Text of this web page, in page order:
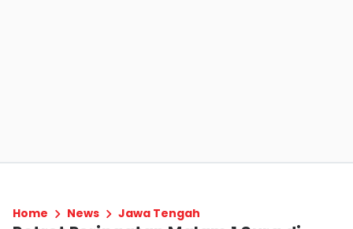
Home News Jawa Tengah